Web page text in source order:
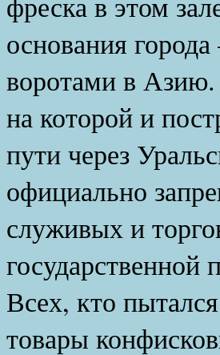
основания
воротами в
на которой и
пути через
официально
служивых и
Всех, кто
товары